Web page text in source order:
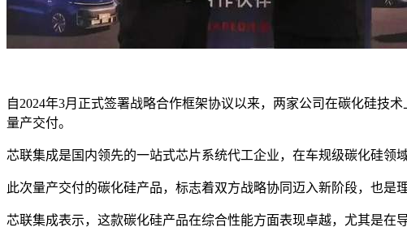
自2024年3月正式签署战略合作框架协议以来，两家公司在碳化硅技
量产交付。
芯联集成是国内领先的一站式芯片系统代工企业，在车规级碳化硅领
此次量产交付的碳化硅产品，标志着双方战略协同迈入新阶段，也是
芯联集成表示，这款碳化硅产品在综合性能方面表现卓越，尤其是在